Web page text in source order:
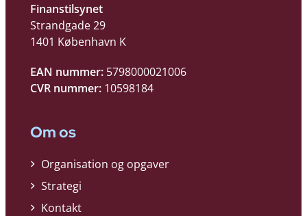
Finanstilsynet
Strandgade 29
1401 København K
EAN nummer: 5798000021006
CVR nummer: 10598184
Om os
Organisation og opgaver
Strategi
Kontakt